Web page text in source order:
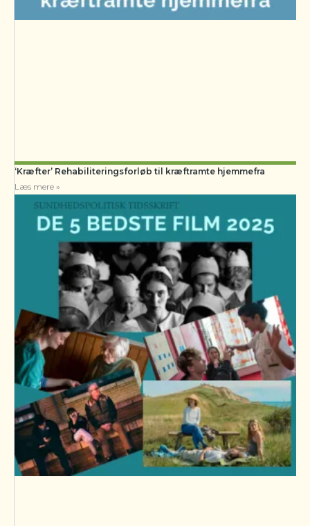
‘Kræfter’ Rehabiliteringsforløb til kræftramte hjemmefra
Læs mere »